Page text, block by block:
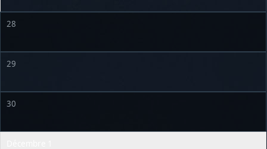
28
29
30